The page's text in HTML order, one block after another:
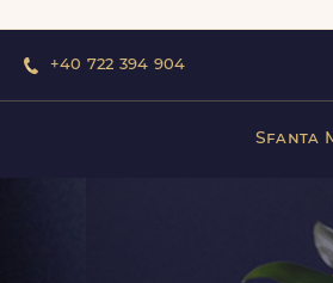
+40 722 394 904
Sfanta